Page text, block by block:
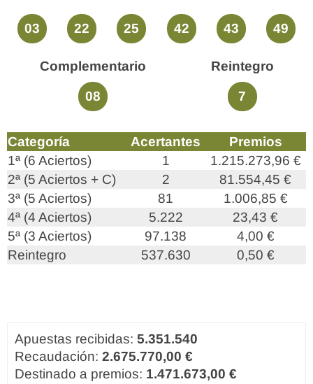
03 22 25 42 43 49
Complementario
08
Reintegro
7
Categoría Acertantes
Premios
1ª (6 Aciertos)
1
1.215.273,96 €
2ª (5 Aciertos + C)
2
81.554,45 €
3ª (5 Aciertos)
81
1.006,85 €
4ª (4 Aciertos)
5.222
23,43 €
5ª (3 Aciertos)
97.138
4,00 €
Reintegro
537.630 0,50 €
Apuestas recibidas: 5.351.540
Recaudación: 2.675.770,00 €
Destinado a premios: 1.471.673,00 €